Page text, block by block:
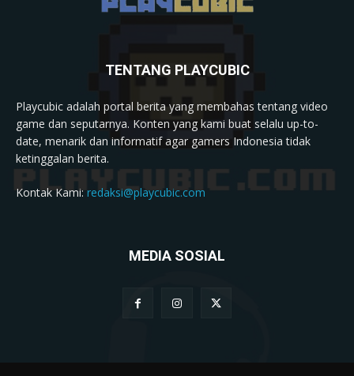
TENTANG PLAYCUBIC
Playcubic adalah portal berita yang membahas tentang video
game dan seputarnya. Konten yang kami buat selalu up-to-
date, menarik dan informatif agar gamers Indonesia tidak
ketinggalan berita.
Kontak Kami:redaksi@playcubic.com
MEDIA SOSIAL